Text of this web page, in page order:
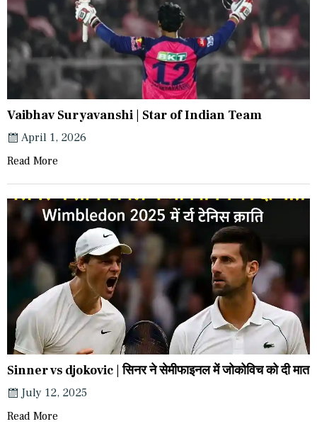
Vaibhav Suryavanshi | Star of Indian Team
April 1, 2026
Read More
Sinner vs djokovic | सिनर ने सेमीफाइनल में जोकोविच को दी मात
July 12, 2025
Read More